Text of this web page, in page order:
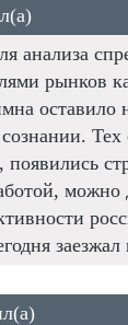
анализа
рынков
оставило
Тех
появились
можно